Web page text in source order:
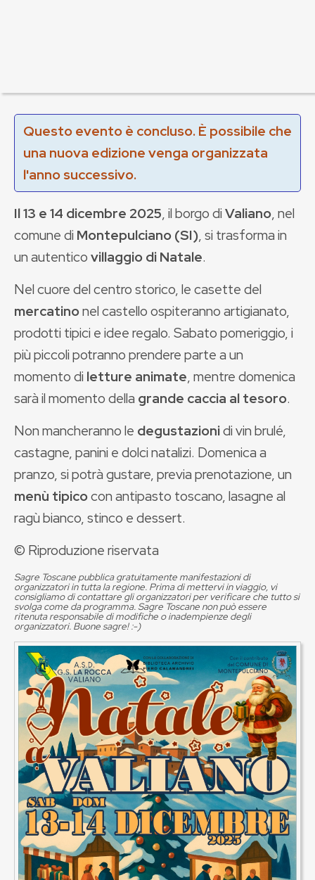
Questo evento è concluso. È possibile che
una nuova edizione venga organizzata
l'anno successivo.
Il 13 e 14 dicembre 2025, il borgo diValiano, nel
comune di Montepulciano (SI), si trasforma in
un autenticovillaggio di Natale.
Nel cuore del centro storico, le casette del
mercatinonel castello ospiteranno artigianato,
prodotti tipici e idee regalo. Sabato pomeriggio, i
più piccoli potranno prendere parte a un
momento di letture animate, mentre domenica
sarà il momento della grande caccia al tesoro.
Non mancheranno le degustazionidi vin brulé,
castagne, panini e dolci natalizi. Domenica a
pranzo, si potrà gustare, previa prenotazione, un
menù tipicocon antipasto toscano, lasagne al
ragù bianco, stinco e dessert.
© Riproduzione riservata
Sagre Toscane pubblica gratuitamente manifestazioni di
organizzatori in tutta la regione. Prima di mettervi in viaggio, vi
consigliamo di contattare gli organizzatori per verificare che tutto si
svolga come da programma. Sagre Toscane non può essere
ritenuta responsabile di modifiche o inadempienze degli
organizzatori. Buone sagre! :-)